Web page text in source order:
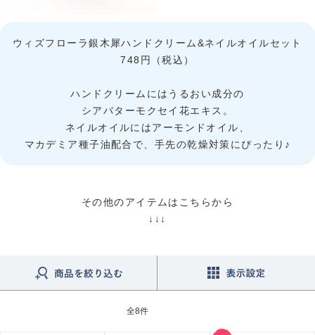
ウィズフローラ銀木犀ハンドクリーム&ネイルオイルセット
748円（税込）
ハンドクリームにはうるおい成分の
シアバターモクセイ花エキス。
ネイルオイルにはアーモンドオイル、
マカデミア種子油配合で、手先の乾燥対策にぴったり♪
その他のアイテムはこちらから
↓↓↓
全8件